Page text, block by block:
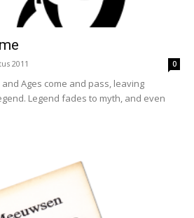
2011 0
Ages come and pass, leaving
Legend fades to myth, and even